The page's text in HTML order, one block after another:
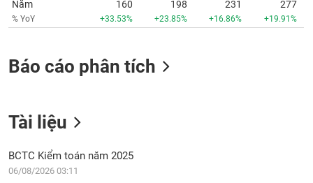
Năm
% YoY
160
+33.53%
198
+23.85%
231
+16.86%
277
+19.91%
Báo cáo phân tích
Tài liệu
BCTC Kiểm toán năm 2025
06/08/2026 03:11
Dữ
liệu
tài